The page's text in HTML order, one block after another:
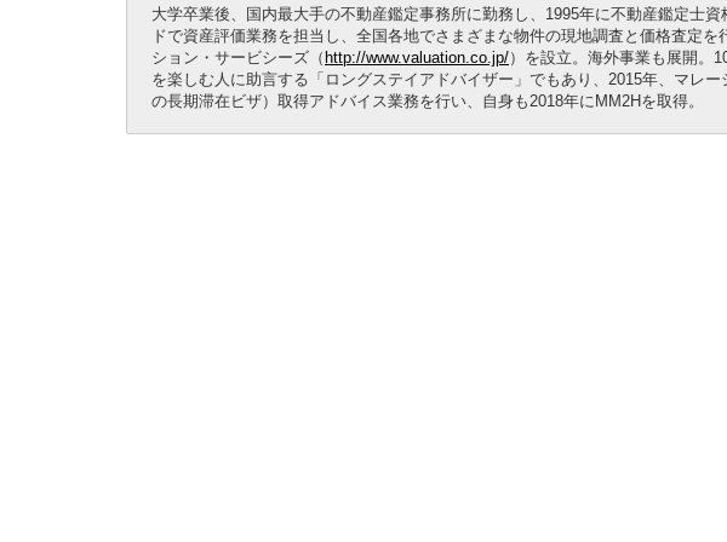
大学卒業後、国内最大手の不動産鑑定事務所に勤務し、1995年に不動産鑑定士
ドで資産評価業務を担当し、全国各地でさまざまな物件の現地調査と価格査定
ション・サービシーズ（ http://www.valuation.co.jp/）を設立。海外事業も展開。
を楽しむ人に助言する「ロングステイアドバイザー」でもあり、2015年、マレ
の長期滞在ビザ）取得アドバイス業務を行い、自身も2018年にMM2Hを取得。